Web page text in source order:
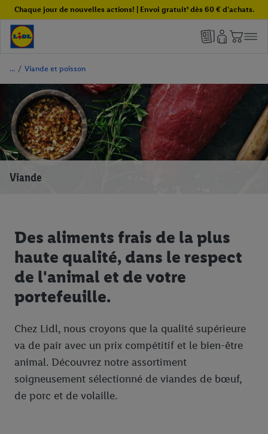
Chaque jour de nouvelles actions! | Envoi gratuit¹ dès 60 € d'achats.
/ Viande et poisson
Viande
Des aliments frais de la plus
haute qualité, dans le respect
de l'animal et de votre
portefeuille.
Chez Lidl, nous croyons que la qualité supérieure
va de pair avec un prix compétitif et le bien-être
animal. Découvrez notre assortiment
soigneusement sélectionné de viandes de bœuf,
de porc et de volaille.